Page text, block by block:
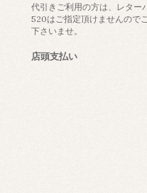
代引きご利用の方は、レター
520はご指定頂けませんので
下さいませ。
店頭支払い